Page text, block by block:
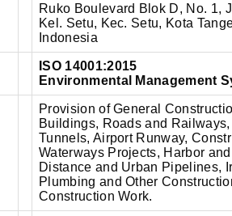
Ruko Boulevard Blok D, No. 1,
Kel. Setu, Kec. Setu, Kota
Indonesia
ISO 14001:2015
Environmental Management
Provision of General
Buildings, Roads and
Tunnels, Airport Runway,
Waterways Projects, Harbor
Distance and Urban Pipelines,
Plumbing and Other
Construction Work.